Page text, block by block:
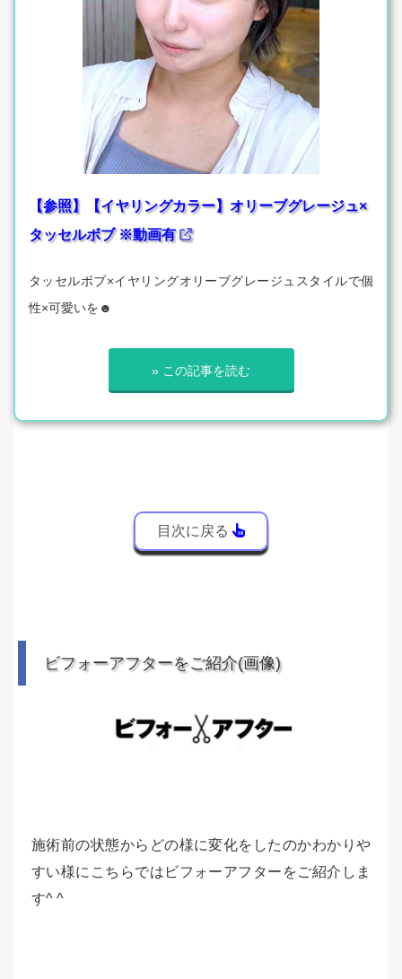
【参照】【イヤリングカラー】オリーブグレージュ×
タッセルボブ ※動画有
タッセルボブ×イヤリングオリーブグレージュスタイルで個
性×可愛いを☻
» この記事を読む
目次に戻る
ビフォーアフターをご紹介(画像)
施術前の状態からどの様に変化をしたのかわかりや
すい様にこちらではビフォーアフターをご紹介しま
す^ ^